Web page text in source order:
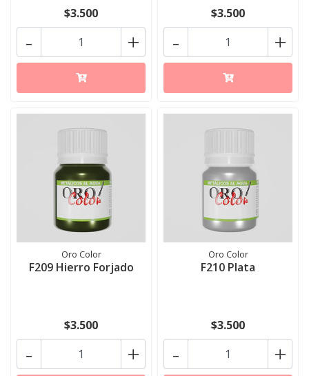
$3.500
+
-
$3.500
+
-
Oro Color
F209 Hierro Forjado
$3.500
+
-
Oro Color
F210 Plata
$3.500
+
-